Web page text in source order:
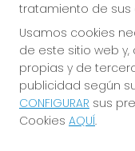
Imagen anterior
EL DRAC VERMELL
¿Quiénes somos?
Comprar lotería
tratamiento de sus
Usamos cookies
de este sitio web
propias y de
publicidad según
CONFIGURAR sus
Cookies AQUÍ.